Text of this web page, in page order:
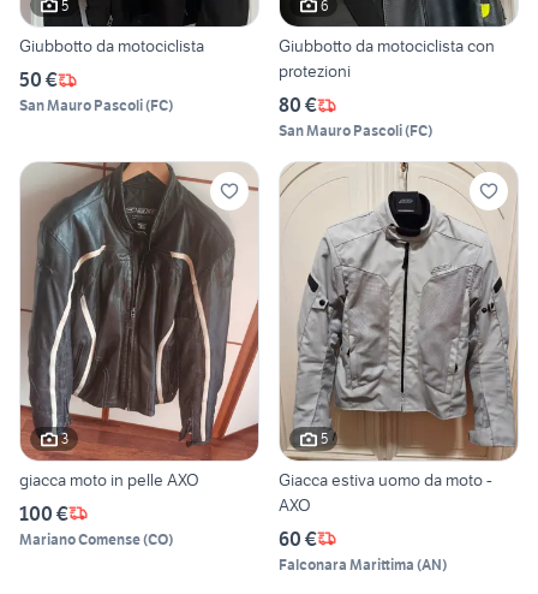
5
Giubbotto da motociclista
50 €
San Mauro Pascoli(FC)
6
Giubbotto da motociclista con
protezioni
80 €
San Mauro Pascoli(FC)
3
giacca moto in pelle AXO
100 €
Mariano Comense(CO)
5
Giacca estiva uomo da moto -
AXO
60 €
Falconara Marittima (AN)